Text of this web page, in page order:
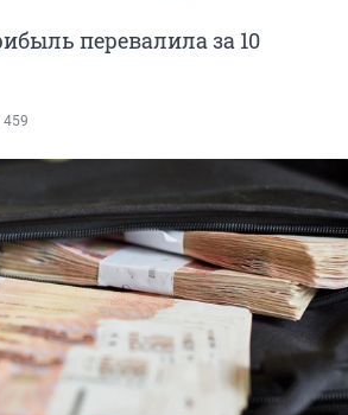
перевалила за 10
459